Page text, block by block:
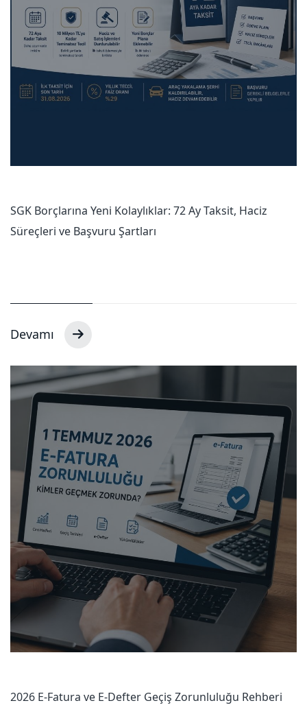
SGK Borçlarına Yeni Kolaylıklar: 72 Ay Taksit, Haciz
Süreçleri ve Başvuru Şartları
Devamı
2026 E-Fatura ve E-Defter Geçiş Zorunluluğu Rehberi